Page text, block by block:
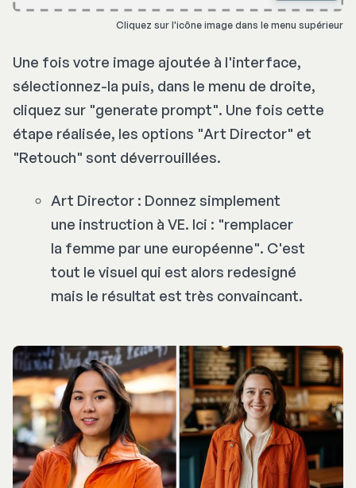
Cliquez sur l'icône image dans le menu supérieur
Une fois votre image ajoutée à l'interface,
sélectionnez-la puis, dans le menu de droite,
cliquez sur "generate prompt". Une fois cette
étape réalisée, les options "Art Director" et
"Retouch" sont déverrouillées.
Art Director : Donnez simplement
une instruction à VE. Ici : "remplacer
la femme par une européenne". C'est
tout le visuel qui est alors redesigné
mais le résultat est très convaincant.